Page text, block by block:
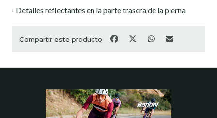
- Detalles reflectantes en la parte trasera de la pierna
Compartir este producto